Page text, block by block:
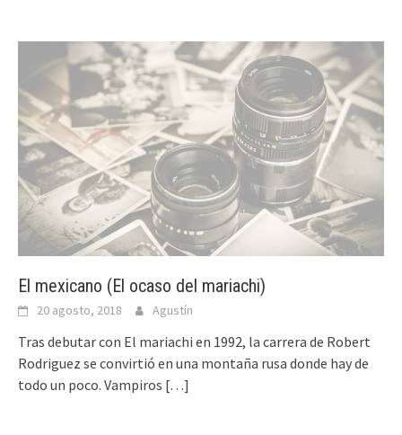
El mexicano (El ocaso del mariachi)
20 agosto, 2018 Agustín
Tras debutar con El mariachi en 1992, la carrera de Robert
Rodriguez se convirtió en una montaña rusa donde hay de
todo un poco. Vampiros […]